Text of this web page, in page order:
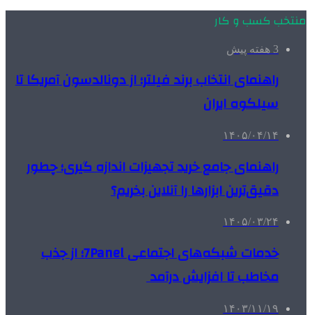
منتخب کسب و کار
3 هفته پیش
راهنمای انتخاب برند فیلتر؛ از دونالدسون آمریکا تا
سیلکوه ایران
۱۴۰۵/۰۴/۱۴
راهنمای جامع خرید تجهیزات اندازه گیری؛ چطور
دقیق‌ترین ابزارها را آنلاین بخریم؟
۱۴۰۵/۰۳/۲۴
خدمات شبکه‌های اجتماعی 7Panel؛ از جذب
مخاطب تا افزایش درآمد
۱۴۰۳/۱۱/۱۹